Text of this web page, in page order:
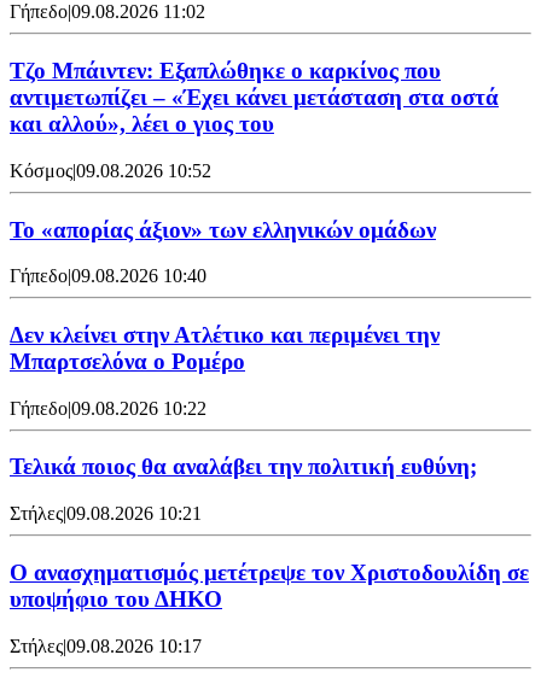
Γήπεδο|09.08.2026 11:02
Τζο Μπάιντεν: Εξαπλώθηκε ο καρκίνος που
αντιμετωπίζει – «Έχει κάνει μετάσταση στα οστά
και αλλού», λέει ο γιος του
Κόσμος|09.08.2026 10:52
Το «απορίας άξιον» των ελληνικών ομάδων
Γήπεδο|09.08.2026 10:40
Δεν κλείνει στην Ατλέτικο και περιμένει την
Μπαρτσελόνα ο Ρομέρο
Γήπεδο|09.08.2026 10:22
Τελικά ποιος θα αναλάβει την πολιτική ευθύνη;
Στήλες|09.08.2026 10:21
Ο ανασχηματισμός μετέτρεψε τον Χριστοδουλίδη σε
υποψήφιο του ΔΗΚΟ
Στήλες|09.08.2026 10:17